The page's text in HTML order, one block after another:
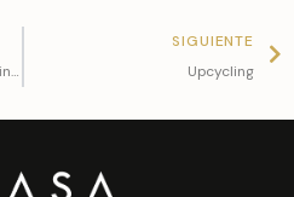
Tendencias en decoración de interiores 2024
SIGUIENTE
Upcycling